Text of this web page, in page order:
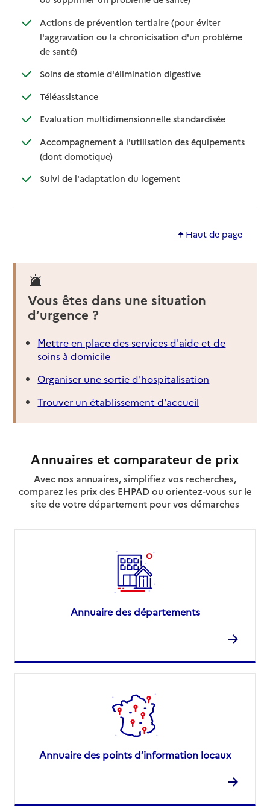
Actions de prévention tertiaire (pour éviter
l'aggravation ou la chronicisation d'un problème
de santé): disponible
: non disponible
Soins de stomie d'élimination digestive: disponible
: non disponible
Téléassistance: disponible
: non disponible
Evaluation multidimensionnelle standardisée: disponible
: non
Accompagnement à l'utilisation des équipements
(dont domotique): disponible
: non disponible
Suivi de l'adaptation du logement: disponible
: non disponible
Haut de page
Vous êtes dans une situation
d’urgence ?
Mettre en place des services d'aide et de
soins à domicile
Organiser une sortie d'hospitalisation
Trouver un établissement d'accueil
Annuaires et comparateur de prix
Avec nos annuaires, simplifiez vos recherches,
comparez les prix des EHPAD ou orientez-vous sur le
site de votre département pour vos démarches
Annuaire des départements
Annuaire des points d’information locaux